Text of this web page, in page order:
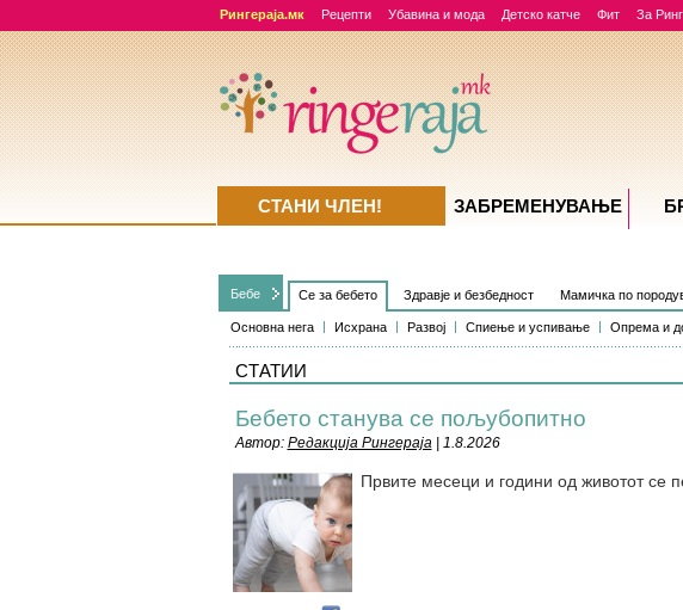
Рингераја.мк Рецепти Убавина и мода Детско катче Фит За
Бебе Се за бебето
Основна нега Исхрана Развој Спиење и успивање Опрема и
Здравје и безбедност Мамичка по
СТАТИИ
Бебето станува сe пољубопитно
Автор: Редакција Рингераја| 1.8.2026
Првите месеци и години од животот се
СТАНИ ЧЛЕН! ЗАБРЕМЕНУВАЊE